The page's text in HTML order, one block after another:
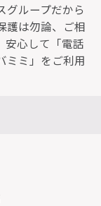
グループだから
護は勿論、ご相
安心して「電話
ミミ」をご利用